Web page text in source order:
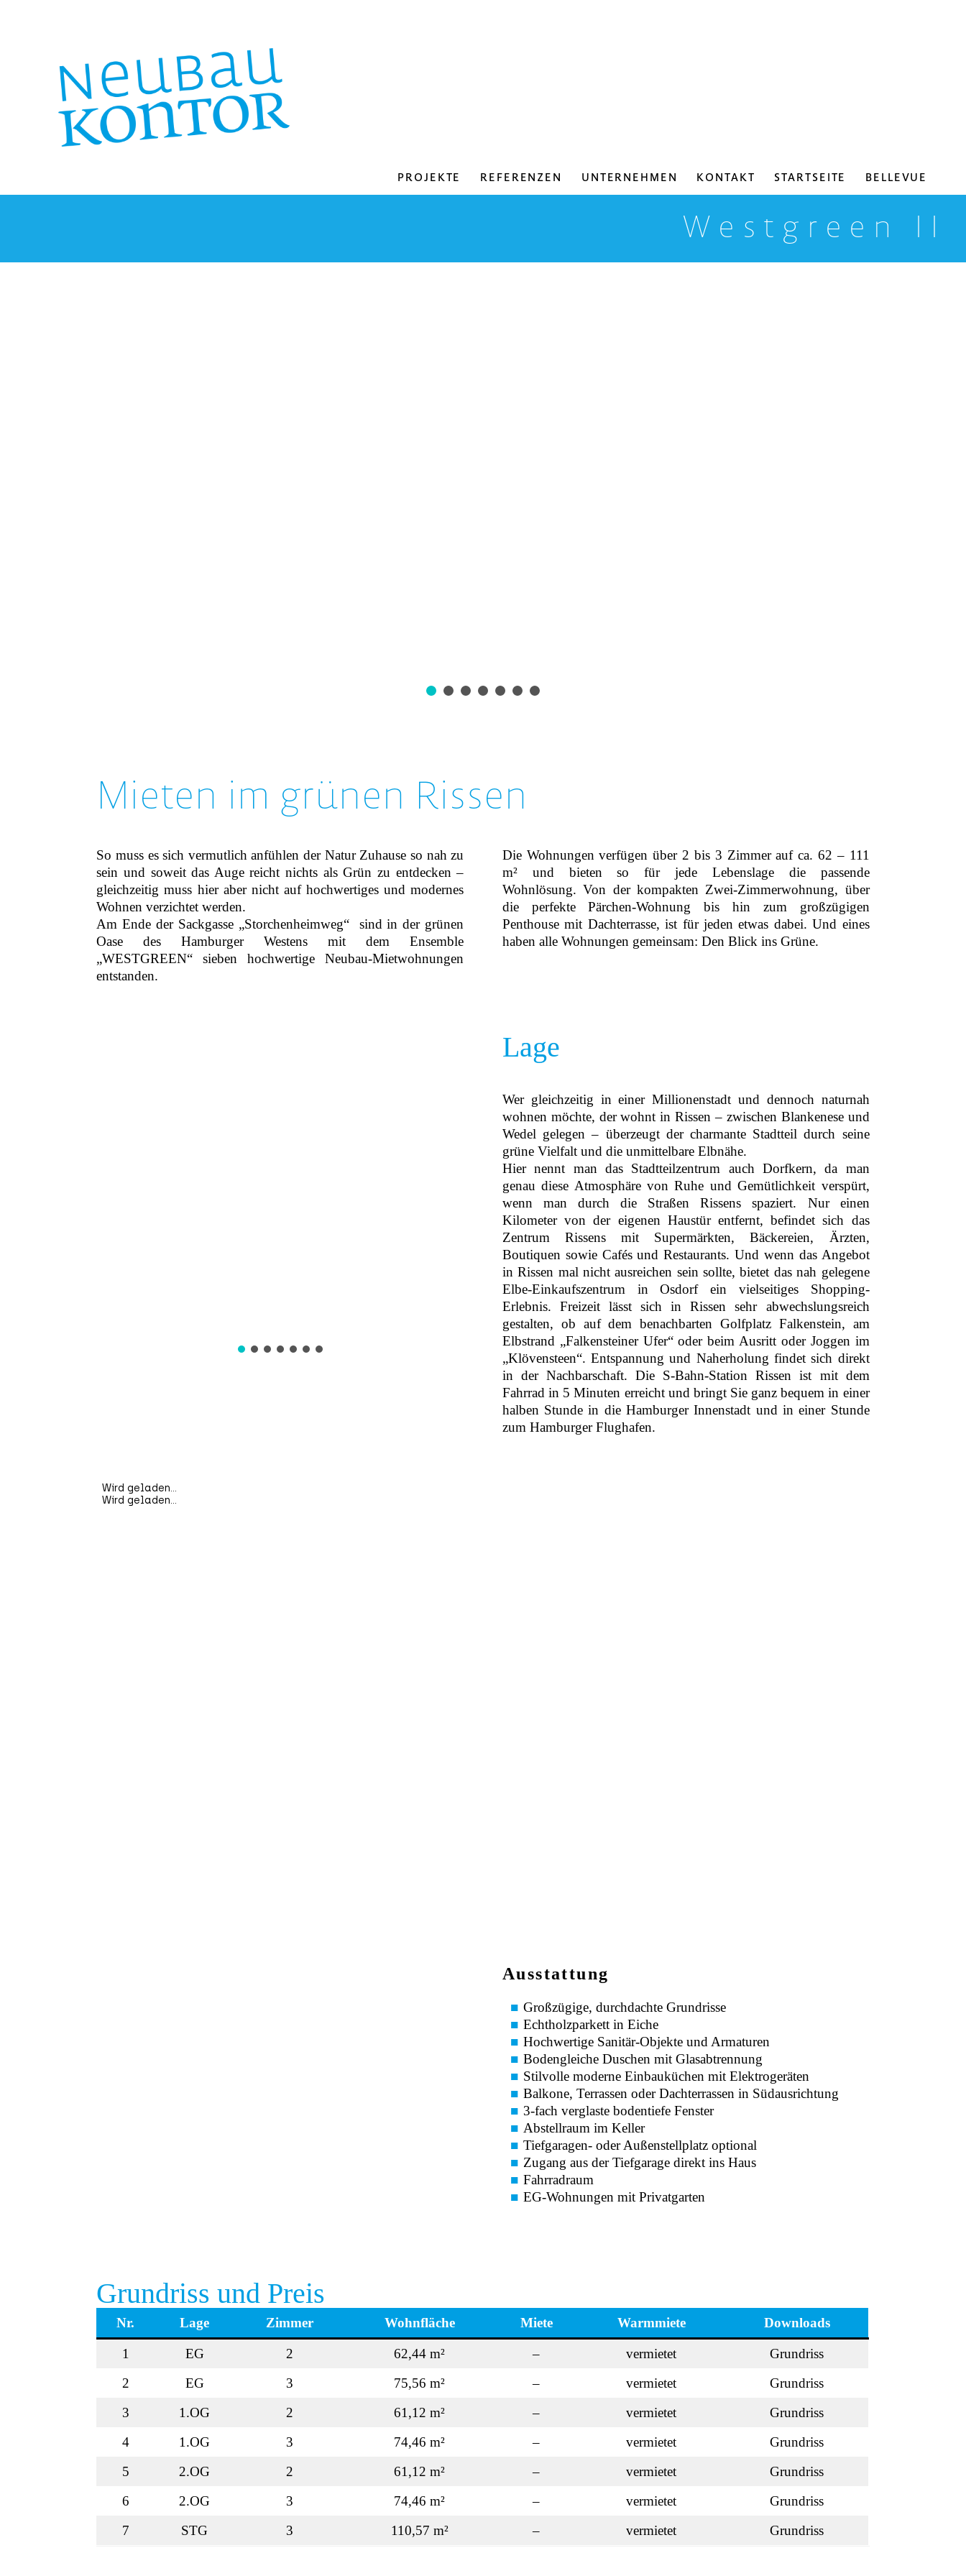
PROJEKTE REFERENZEN UNTERNEHMEN KONTAKT STARTSEITE BELLEVUE
Westgreen II
Mieten im grünen Rissen
So muss es sich vermutlich anfühlen der Natur Zuhause so nah zu
sein und soweit das Auge reicht nichts als Grün zu entdecken –
gleichzeitig muss hier aber nicht auf hochwertiges und modernes
Wohnen verzichtet werden.
Am Ende der Sackgasse „Storchenheimweg“ sind in der grünen
Oase des Hamburger Westens mit dem Ensemble
„WESTGREEN“ sieben hochwertige Neubau-Mietwohnungen
entstanden.
Die Wohnungen verfügen über 2 bis 3 Zimmer auf ca. 62 – 111
m² und bieten so für jede Lebenslage die passende
Wohnlösung. Von der kompakten Zwei-Zimmerwohnung, über
die perfekte Pärchen-Wohnung bis hin zum großzügigen
Penthouse mit Dachterrasse, ist für jeden etwas dabei. Und eines
haben alle Wohnungen gemeinsam: Den Blick ins Grüne.
Lage
Wer gleichzeitig in einer Millionenstadt und dennoch naturnah
wohnen möchte, der wohnt in Rissen – zwischen Blankenese und
Wedel gelegen – überzeugt der charmante Stadtteil durch seine
grüne Vielfalt und die unmittelbare Elbnähe.
Hier nennt man das Stadtteilzentrum auch Dorfkern, da man
genau diese Atmosphäre von Ruhe und Gemütlichkeit verspürt,
wenn man durch die Straßen Rissens spaziert. Nur einen
Kilometer von der eigenen Haustür entfernt, befindet sich das
Zentrum Rissens mit Supermärkten, Bäckereien, Ärzten,
Boutiquen sowie Cafés und Restaurants. Und wenn das Angebot
in Rissen mal nicht ausreichen sein sollte, bietet das nah gelegene
Elbe-Einkaufszentrum in Osdorf ein vielseitiges Shopping-
Erlebnis. Freizeit lässt sich in Rissen sehr abwechslungsreich
gestalten, ob auf dem benachbarten Golfplatz Falkenstein, am
Elbstrand „Falkensteiner Ufer“ oder beim Ausritt oder Joggen im
„Klövensteen“. Entspannung und Naherholung findet sich direkt
in der Nachbarschaft. Die S-Bahn-Station Rissen ist mit dem
Fahrrad in 5 Minuten erreicht und bringt Sie ganz bequem in einer
halben Stunde in die Hamburger Innenstadt und in einer Stunde
zum Hamburger Flughafen.
Ausstattung
Großzügige, durchdachte Grundrisse
Echtholzparkett in Eiche
Hochwertige Sanitär-Objekte und Armaturen
Bodengleiche Duschen mit Glasabtrennung
Stilvolle moderne Einbauküchen mit Elektrogeräten
Balkone, Terrassen oder Dachterrassen in Südausrichtung
3-fach verglaste bodentiefe Fenster
Abstellraum im Keller
Tiefgaragen- oder Außenstellplatz optional
Zugang aus der Tiefgarage direkt ins Haus
Fahrradraum
EG-Wohnungen mit Privatgarten
Grundriss und Preis
Nr. Lage Zimmer Wohnfläche Miete Warmmiete Downloads
1 EG 2 62,44 m² – vermietet
Grundriss
2
EG 3 75,56 m² – vermietet
Grundriss
3
1.OG 2 61,12 m² – vermietet
Grundriss
4
1.OG 3 74,46 m² – vermietet
Grundriss
5
2.OG 2 61,12 m² – vermietet
Grundriss
6
2.OG 3 74,46 m² – vermietet
Grundriss
7
STG 3 110,57 m² – vermietet Grundriss